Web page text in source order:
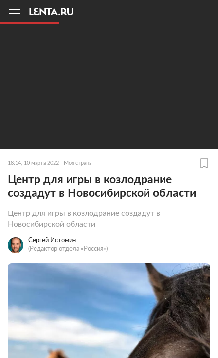
18:14, 10 марта 2022 Моя страна
Центр для игры в козлодрание
создадут в Новосибирской области
Центр для игры в козлодрание создадут в
Новосибирской области
Сергей Истомин
(Редактор отдела «Россия»)